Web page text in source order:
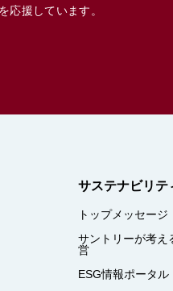
応援しています。
サステナビリテ
トップメッセージ
サントリーが考え
営
ESG情報ポータル